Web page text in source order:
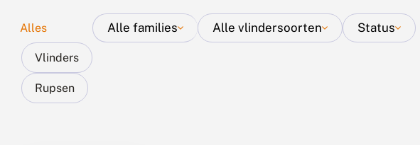
Alles
Vlinders
Rupsen
Alle families Alle vlindersoorten Status